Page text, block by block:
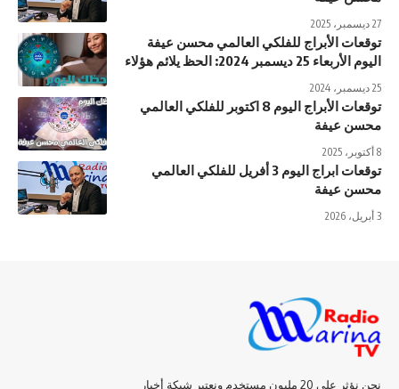
27 ديسمبر، 2025
توقعات الأبراج للفلكي العالمي محسن عيفة
اليوم الأربعاء 25 ديسمبر 2024: الحظ يلائم هؤلاء
25 ديسمبر، 2024
توقعات الأبراج اليوم 8 اكتوبر للفلكي العالمي
محسن عيفة
8 أكتوبر، 2025
توقعات ابراج اليوم 3 أفريل للفلكي العالمي
محسن عيفة
3 أبريل، 2026
نحن نؤثر على 20 مليون مستخدم ونعتبر شبكة أخبار